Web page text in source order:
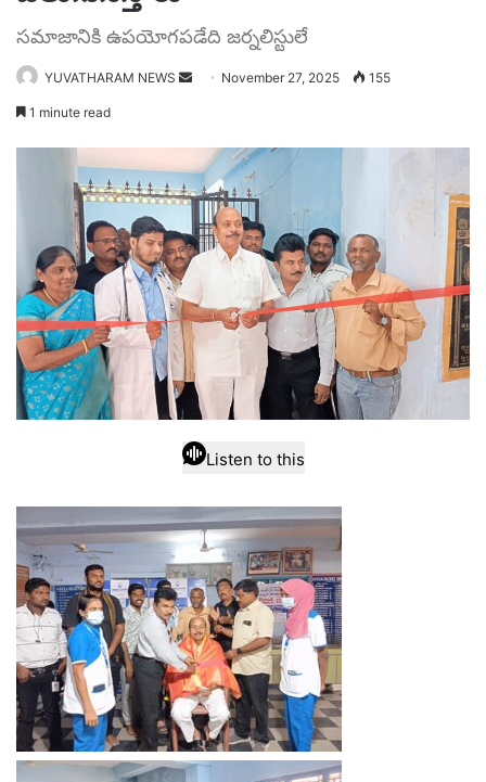
సమాజానికి ఉపయోగపడేది జర్నలిస్టులే
YUVATHARAM NEWS
Send November 27, 2025 155
1 minute read
Listen to this